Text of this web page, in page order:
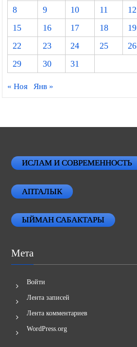
8
9 10 11 12
15
16 17 18 19
22
23 24 25 26
29
30 31
« Ноя Янв »
ИСЛАМ И СОВРЕМЕННОСТЬ
АПТАЛЫК
ЫЙМАН САБАКТАРЫ
Мета
Войти
Лента записей
Лента комментариев
WordPress.org